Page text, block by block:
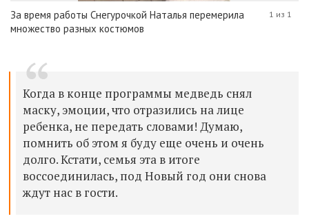
За время работы Снегурочкой Наталья перемерила
множество разных костюмов
1 из 1
Когда в конце программы медведь снял
маску, эмоции, что отразились на лице
ребенка, не передать словами! Думаю,
помнить об этом я буду еще очень и очень
долго. Кстати, семья эта в итоге
воссоединилась, под Новый год они снова
ждут нас в гости.